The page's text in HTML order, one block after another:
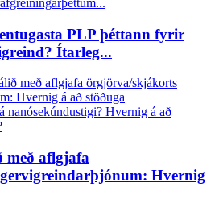
PLP þéttann fyrir
Ítarleg...
með aflgjafa
Hvernig